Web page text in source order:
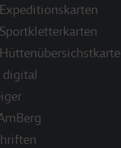
Expeditionskarten
Sportkletterkarten
Hüttenübersichstkarte
digital